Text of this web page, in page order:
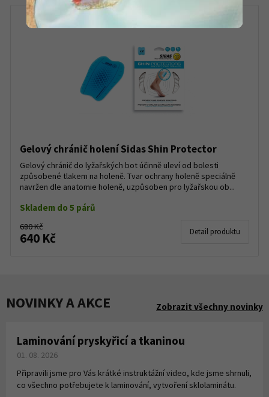
Gelový chránič holení Sidas Shin Protector
Gelový chránič do lyžařských bot účinně uleví od bolesti
způsobené tlakem na holeně. Tvar ochrany holeně speciálně
navržen dle anatomie holeně, uzpůsoben pro lyžařskou ob...
Skladem do 5 párů
680 Kč
640 Kč Detail produktu
NOVINKY A AKCE Zobrazit všechny novinky
Laminování pryskyřicí a tkaninou
01. 08. 2026
Připravili jsme pro Vás krátké instruktážní video, kde jsme shrnuli,
co všechno potřebujete k laminování, vytvoření sklolaminátu.